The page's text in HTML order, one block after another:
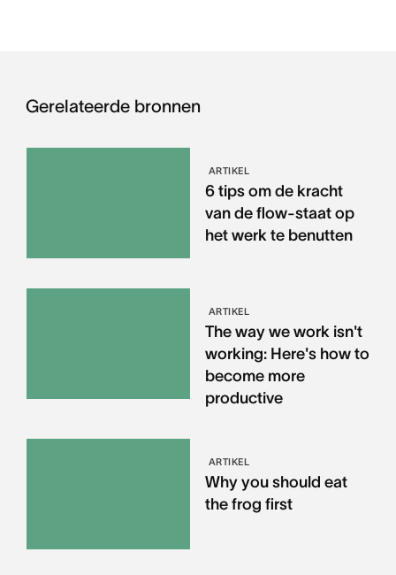
Gerelateerde bronnen
ARTIKEL
6 tips om de kracht
van de flow-staat op
het werk te benutten
ARTIKEL
The way we work isn't
working: Here's how to
become more
productive
ARTIKEL
Why you should eat
the frog first